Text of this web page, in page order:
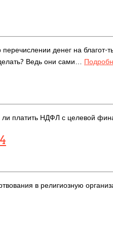
денег на
Ведь они сами…
платить НДФЛ с целевой
в религиозную